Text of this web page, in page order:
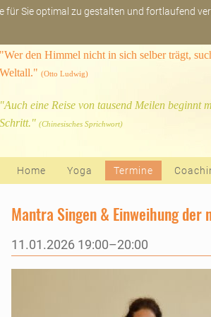
"Wer den Himmel nicht in sich selber trägt,
Weltall."(Otto Ludwig)
"Auch eine Reise von tausend Meilen beginnt
Schritt."(Chinesisches Sprichwort)
Navigation überspringen
Home
Yoga Termine
Mantra Singen & Einweihung
11.01.2026 19:00–20:00
für Sie optimal zu gestalten und fortlaufend